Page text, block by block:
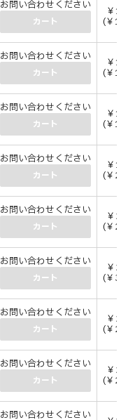
お問い合わせください
カート
￥
(￥
お問い合わせください
カート
￥
(￥
お問い合わせください
カート
￥
(￥
お問い合わせください
カート
￥
(￥
お問い合わせください
カート
￥
(￥
お問い合わせください
カート
￥
(￥
お問い合わせください
カート
￥
(￥
お問い合わせください
カート
￥
(￥
お問い合わせください